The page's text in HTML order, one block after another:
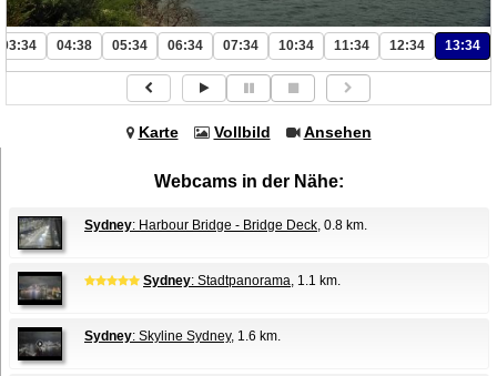
03:34 04:38 05:34 06:34 07:34 10:34 11:34 12:34 13:34
Karte Vollbild Ansehen
Webcams in der Nähe:
Sydney: Harbour Bridge - Bridge Deck, 0.8 km.
Sydney: Stadtpanorama, 1.1 km.
Sydney: Skyline Sydney, 1.6 km.